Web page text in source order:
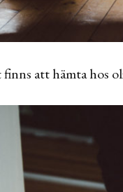
att hämta hos